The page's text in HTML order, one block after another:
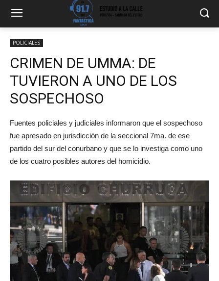
POLICIALES
CRIMEN DE UMMA: DE
TUVIERON A UNO DE LOS
SOSPECHOSO
Fuentes policiales y judiciales informaron que el sospechoso
fue apresado en jurisdicción de la seccional 7ma. de ese
partido del sur del conurbano y que se lo investiga como uno
de los cuatro posibles autores del homicidio.